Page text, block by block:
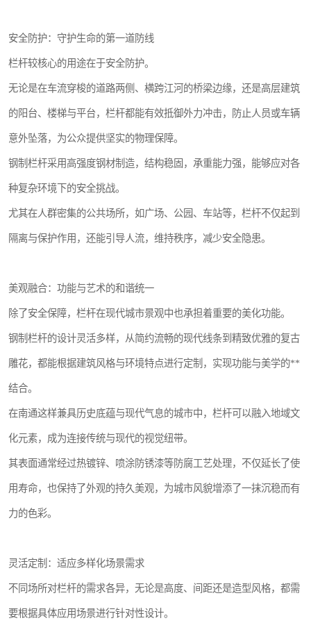
安全防护：守护生命的第一道防线
栏杆较核心的用途在于安全防护。
无论是在车流穿梭的道路两侧、横跨江河的桥梁边缘，还是高层建筑
的阳台、楼梯与平台，栏杆都能有效抵御外力冲击，防止人员或车辆
意外坠落，为公众提供坚实的物理保障。
钢制栏杆采用高强度钢材制造，结构稳固，承重能力强，能够应对各
种复杂环境下的安全挑战。
尤其在人群密集的公共场所，如广场、公园、车站等，栏杆不仅起到
隔离与保护作用，还能引导人流，维持秩序，减少安全隐患。
美观融合：功能与艺术的和谐统一
除了安全保障，栏杆在现代城市景观中也承担着重要的美化功能。
钢制栏杆的设计灵活多样，从简约流畅的现代线条到精致优雅的复古
雕花，都能根据建筑风格与环境特点进行定制，实现功能与美学的**
结合。
在南通这样兼具历史底蕴与现代气息的城市中，栏杆可以融入地域文
化元素，成为连接传统与现代的视觉纽带。
其表面通常经过热镀锌、喷涂防锈漆等防腐工艺处理，不仅延长了使
用寿命，也保持了外观的持久美观，为城市风貌增添了一抹沉稳而有
力的色彩。
灵活定制：适应多样化场景需求
不同场所对栏杆的需求各异，无论是高度、间距还是造型风格，都需
要根据具体应用场景进行针对性设计。